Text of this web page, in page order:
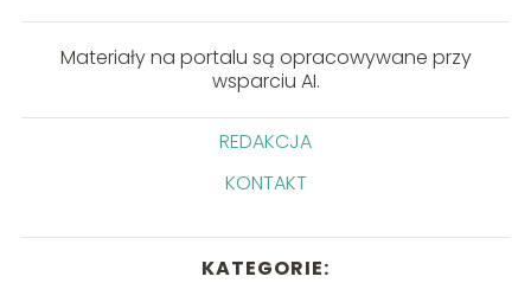
Materiały na portalu są opracowywane przy
wsparciu AI.
REDAKCJA
KONTAKT
KATEGORIE: